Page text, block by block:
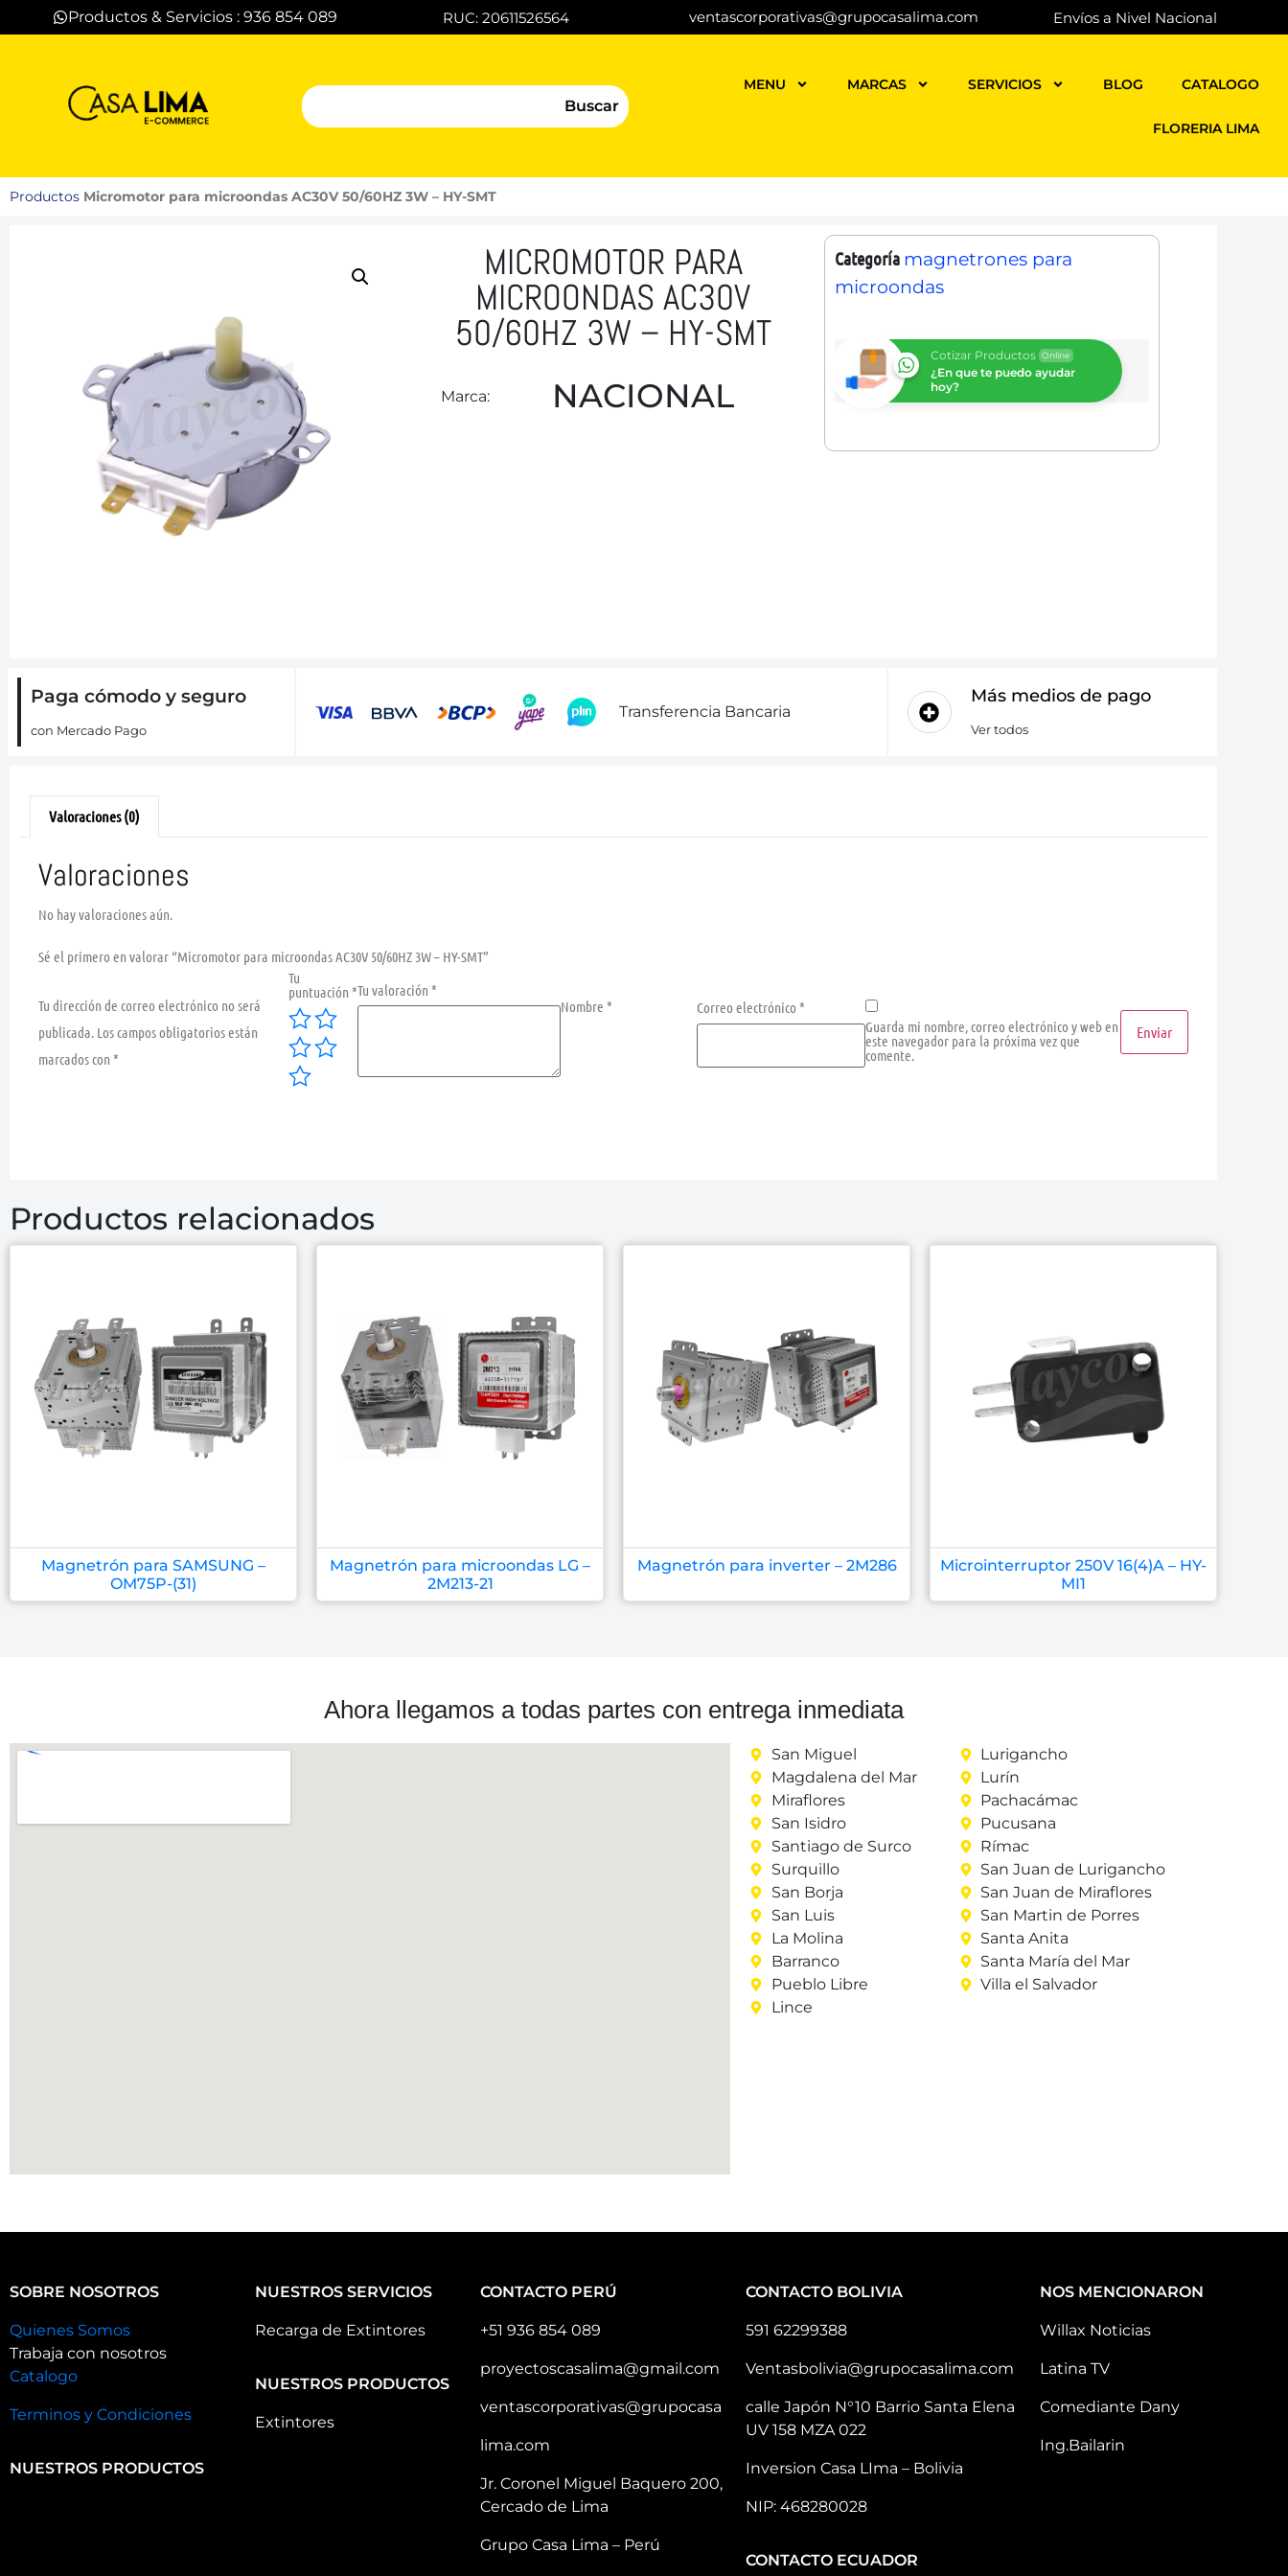
Productos & Servicios : 936 854 089 RUC: 20611526564 ventascorporativas@grupocasalima.com Envíos a Nivel Nacional
Buscar
MENU MARCAS SERVICIOS BLOG CATALOGO
FLORERIA LIMA
Productos Micromotor para microondas AC30V 50/60HZ 3W – HY-SMT
MICROMOTOR PARA
MICROONDAS AC30V
50/60HZ 3W – HY-SMT
Marca: NACIONAL
Categoría magnetrones para
microondas
Cotizar Productos Online
¿En que te puedo ayudar
hoy?
Paga cómodo y seguro
con Mercado Pago
Transferencia Bancaria
Más medios de pago
Ver todos
Valoraciones (0)
Valoraciones
No hay valoraciones aún.
Sé el primero en valorar “Micromotor para microondas AC30V 50/60HZ 3W – HY-SMT”
Tu dirección de correo electrónico no será
publicada. Los campos obligatorios están
marcados con *
Tu
puntuación*Tu valoración*
Nombre* Correo electrónico *
Guarda mi nombre, correo electrónico y web en
este navegador para la próxima vez que
comente.
Productos relacionados
Magnetrón para SAMSUNG –
OM75P-(31)
Magnetrón para microondas LG –
2M213-21
Magnetrón para inverter – 2M286
Microinterruptor 250V 16(4)A – HY-
MI1
Ahora llegamos a todas partes con entrega inmediata
San Miguel
Magdalena del Mar
Miraflores
San Isidro
Santiago de Surco
Surquillo
San Borja
San Luis
La Molina
Barranco
Pueblo Libre
Lince
Lurigancho
Lurín
Pachacámac
Pucusana
Rímac
San Juan de Lurigancho
San Juan de Miraflores
San Martin de Porres
Santa Anita
Santa María del Mar
Villa el Salvador
SOBRE NOSOTROS
Quienes Somos
Trabaja con nosotros
Catalogo
Terminos y Condiciones
NUESTROS PRODUCTOS
NUESTROS SERVICIOS
Recarga de Extintores
NUESTROS PRODUCTOS
Extintores
CONTACTO PERÚ
+51 936 854 089
proyectoscasalima@gmail.com
ventascorporativas@grupocasa
lima.com
Jr. Coronel Miguel Baquero 200,
Cercado de Lima
Grupo Casa Lima – Perú
CONTACTO BOLIVIA
591 62299388
Ventasbolivia@grupocasalima.com
calle Japón N°10 Barrio Santa Elena
UV 158 MZA 022
Inversion Casa LIma – Bolivia
NIP: 468280028
CONTACTO ECUADOR
NOS MENCIONARON
Willax Noticias
Latina TV
Comediante Dany
Ing.Bailarin